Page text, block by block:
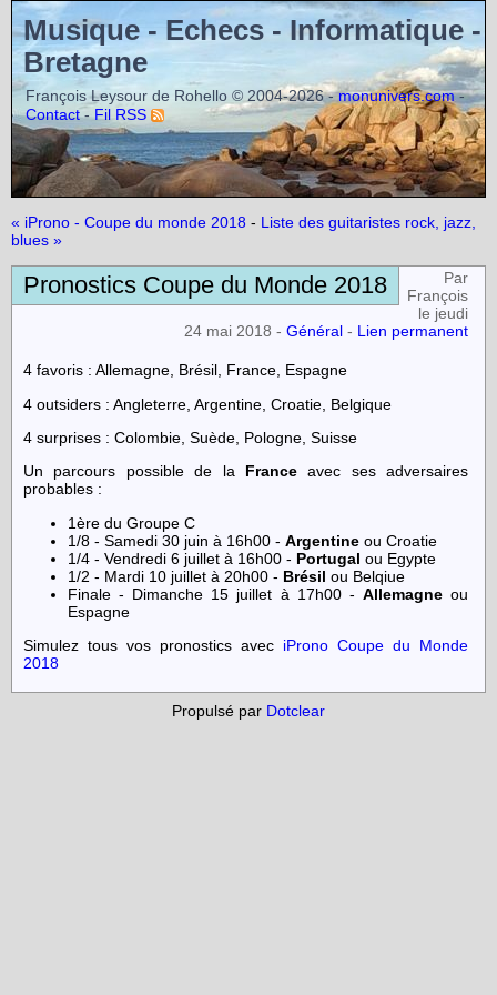
Musique - Echecs - Informatique -
Bretagne
François Leysour de Rohello © 2004-2026 -monunivers.com-
Contact-Fil RSS
« iProno - Coupe du monde 2018 - Liste des guitaristes rock, jazz,
blues »
Pronostics Coupe du Monde 2018
Par
François
le jeudi
24 mai 2018 - Général - Lien permanent
4 favoris : Allemagne, Brésil, France, Espagne
4 outsiders : Angleterre, Argentine, Croatie, Belgique
4 surprises : Colombie, Suède, Pologne, Suisse
Un parcours possible de la Franceavec ses adversaires
probables :
1ère du Groupe C
1/8 - Samedi 30 juin à 16h00 - Argentine ou Croatie
1/4 - Vendredi 6 juillet à 16h00 - Portugal ou Egypte
1/2 - Mardi 10 juillet à 20h00 - Brésil ou Belqiue
Finale - Dimanche 15 juillet à 17h00 - Allemagneou
Espagne
Simulez tous vos pronostics avec iProno Coupe du Monde
2018
Propulsé par Dotclear